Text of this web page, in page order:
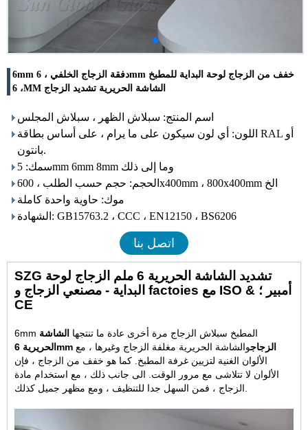
6mm دفقة الزجاج الخلفي ، 6mm خفف من الزجاج لوحة البداية للمطبخ
، 6MM الشاشة الحريرية تشديد الزجاج
اسم المنتج: سبلاش الظهر ، سبلاش المجلس
اللون: أي لون سيكون على ما يرام ، على أساس بطاقة RAL أو
بانتون.
سمك: 5mm 6mm 8mm وما إلى ذلك
الحجم: حجم حسب الطلب ، 600x400mm ، 800x400mm الخ
موك: حاوية واحدة كاملة
الشهادة: GB15763.2 ، CCC ، EN12150 ، BS6206
اتصل بنا
SZG تشديد الشاشة الحريرية 6 ملم الزجاج لوحة
البداية - مصنعي الزجاج و factoies مع ISO & أمبير ؛
CE
6mm المطبخ سبلاش الزجاج مرة أخرى عادة ما تنتجها الشاشة
الحريرية 6mm الزجاجوالشاشة الحريرية مغلفة الزجاج وغيرها ، مع
الألوان الغنية لتزيين غرفة المطبخ. كما هو خفف من الزجاج ، فإن
الألوان لا تتلاشى مع مرور الوقت. الى جانب ذلك ، مع استخدام مادة